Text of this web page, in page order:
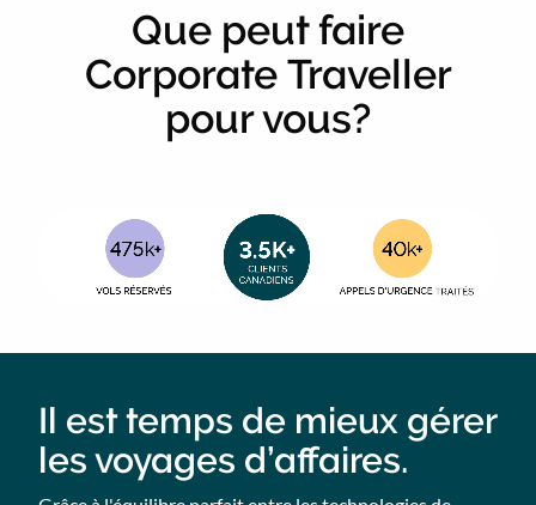
Animated
Que peut faire
Corporate Traveller
pour vous?
Il est temps de mieux gérer
les voyages d’affaires.